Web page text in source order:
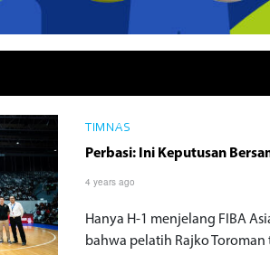
TIMNAS
Perbasi: Ini Keputusan
4 years ago
Hanya H-1 menjelang FIBA
bahwa pelatih Rajko